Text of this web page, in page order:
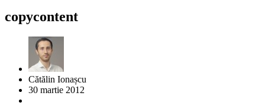
copycontent
Cătălin Ionașcu
30 martie 2012